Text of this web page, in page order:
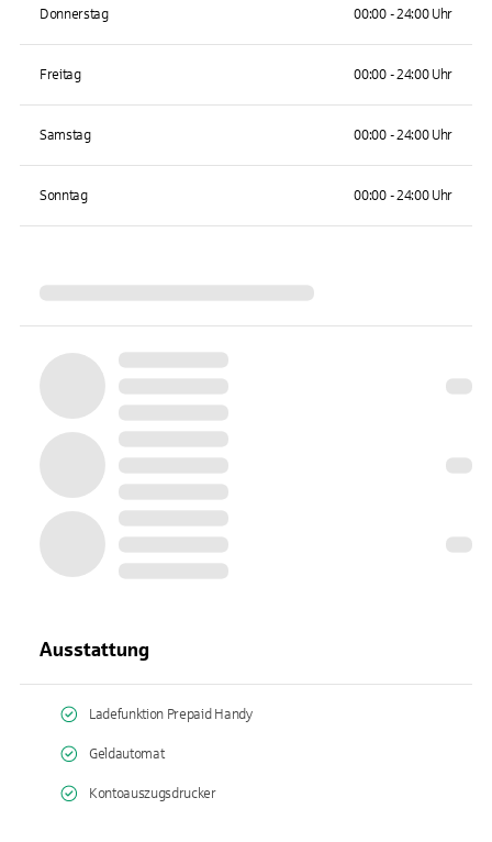
Donnerstag 00:00 - 24:00 Uhr
Freitag 00:00 - 24:00 Uhr
Samstag 00:00 - 24:00 Uhr
Sonntag 00:00 - 24:00 Uhr
Ausstattung
Ladefunktion Prepaid Handy
Geldautomat
Kontoauszugsdrucker